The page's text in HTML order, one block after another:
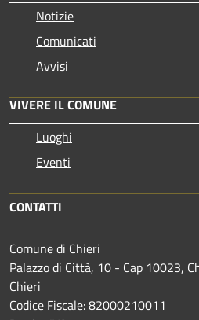
Notizie
Comunicati
Avvisi
VIVERE IL COMUNE
Luoghi
Eventi
CONTATTI
Comune di Chieri
Palazzo di Città, 10 - Cap 10023,
Chieri
Codice Fiscale: 82000210011